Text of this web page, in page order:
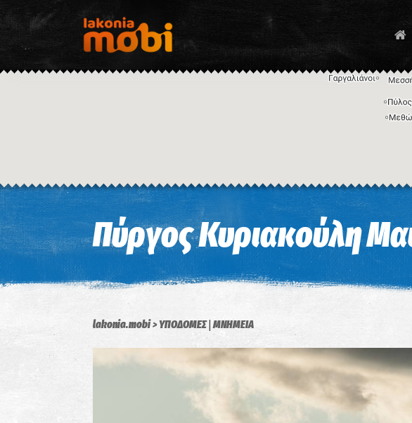
Πύργος Κυριακούλη
lakonia.mobi ΥΠΟΔΟΜΕΣ|ΜΝΗΜΕΙΑ